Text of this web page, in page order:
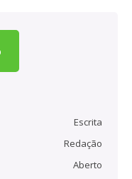
Escrita
Redação
Aberto